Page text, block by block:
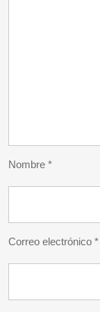
Nombre *
Correo electrónico *